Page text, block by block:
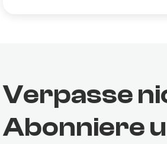
Verpasse
Abonniere